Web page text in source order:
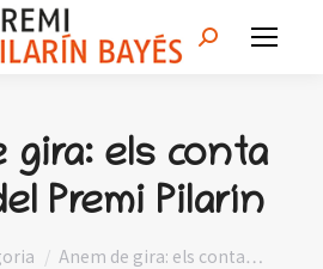
Search:
gira: els conta
Premi Pilarín
Anem de gira: els conta…